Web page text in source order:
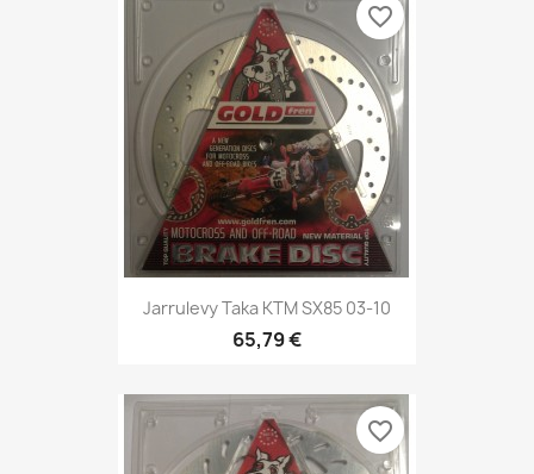
Jarrulevy Taka KTM SX85 03-10
65,79 €
favorite_border
favorite_border